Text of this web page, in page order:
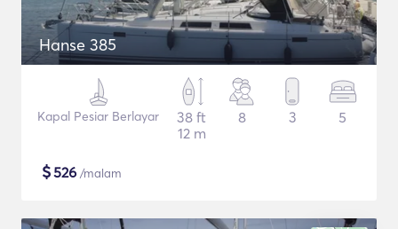
Hanse 385
Kapal Pesiar Berlayar
38 ft
12 m
8 3 5
$526 /malam